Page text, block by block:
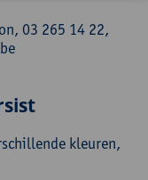
03 265 14 22,
kleuren,